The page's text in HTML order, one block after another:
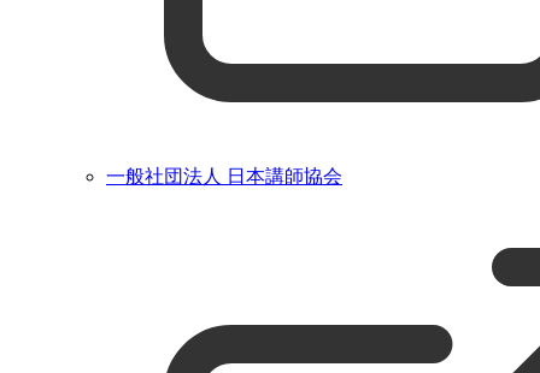
一般社団法人 日本講師協会